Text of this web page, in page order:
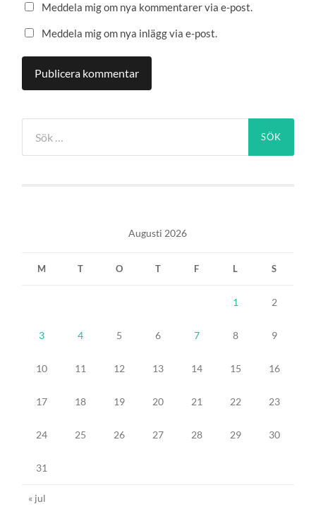
Meddela mig om nya kommentarer via e-post.
Meddela mig om nya inlägg via e-post.
efter:
Augusti 2026
M T O T F L S
1 2
3 4 5 6 7 8 9
10 11 12 13 14 15 16
17 18 19 20 21 22 23
24 25 26 27 28 29 30
31
« jul